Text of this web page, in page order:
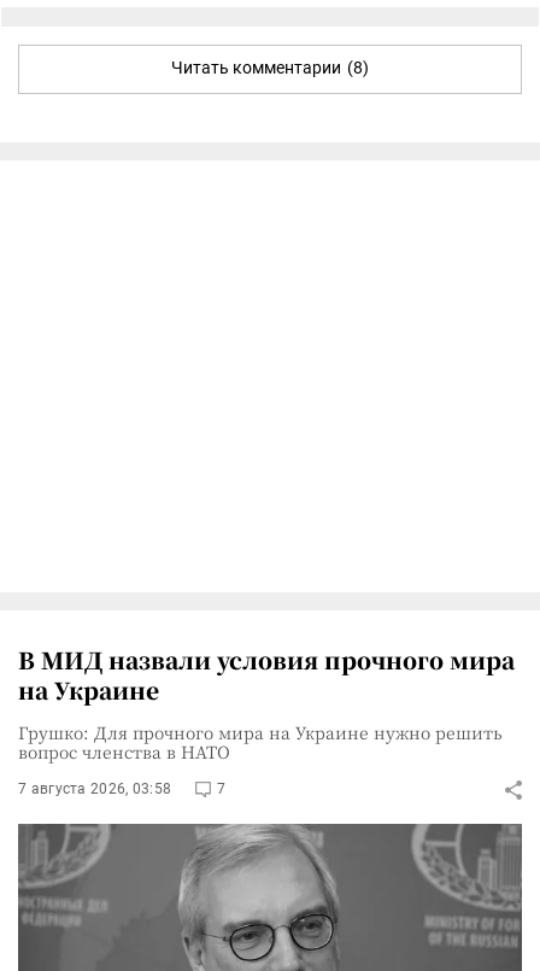
Читать комментарии (8)
В МИД назвали условия прочного мира
на Украине
Грушко: Для прочного мира на Украине нужно решить
вопрос членства в НАТО
7 августа 2026, 03:58 7